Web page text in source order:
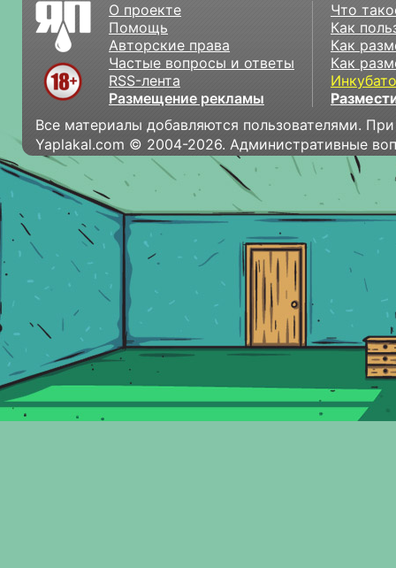
О проекте
Помощь
Авторские права
Частые вопросы и ответы
RSS-лента
Размещение рекламы
Что
Как
Как
Как
Все материалы добавляются пользователями.
Yaplakal.com © 2004-2026. Административные